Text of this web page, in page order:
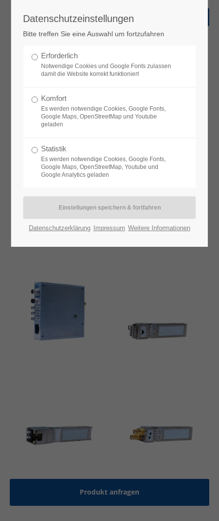
Produkt anfragen
Datenschutzeinstellungen
Bitte treffen Sie eine Auswahl um fortzufahren
Erforderlich
Notwendige Cookies und Google Fonts zulassen
damit die Website korrekt funktioniert
Komfort
Es werden notwendige Cookies, Google Fonts,
Google Maps, OpenStreetMap und Youtube
geladen
Statistik
Es werden notwendige Cookies, Google Fonts,
Google Maps, OpenStreetMap, Youtube und
Google Analytics geladen
Datenschutzerklärung Impressum Weitere Informationen